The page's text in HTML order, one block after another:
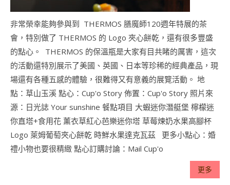
非常榮幸能夠參與到 THERMOS 膳魔師120週年特展的茶
會，特別做了 THERMOS 的 Logo 夾心餅乾，還有很多豐盛
的點心。 THERMOS 的保溫瓶是大家有目共睹的厲害，這次
的活動還特別展示了美國、英國、日本等珍稀的經典產品，現
場還有各種五感的體驗，很難得又有意義的展覽活動。 地
點：草山玉溪 點心：Cup'o Story 佈置：Cup'o Story 照片來
源：日光誌 Your sunshine 餐點項目 大蝦迷你潛艇堡 檸檬迷
你直塔+食用花 薰衣草紅心芭樂迷你塔 草莓煉奶水果高腳杯
Logo 萊姆葡萄夾心餅乾 時鮮水果達克瓦茲 更多小點心：婚
禮小物也要很精緻 點心訂購討論：Mail Cup'o
更多